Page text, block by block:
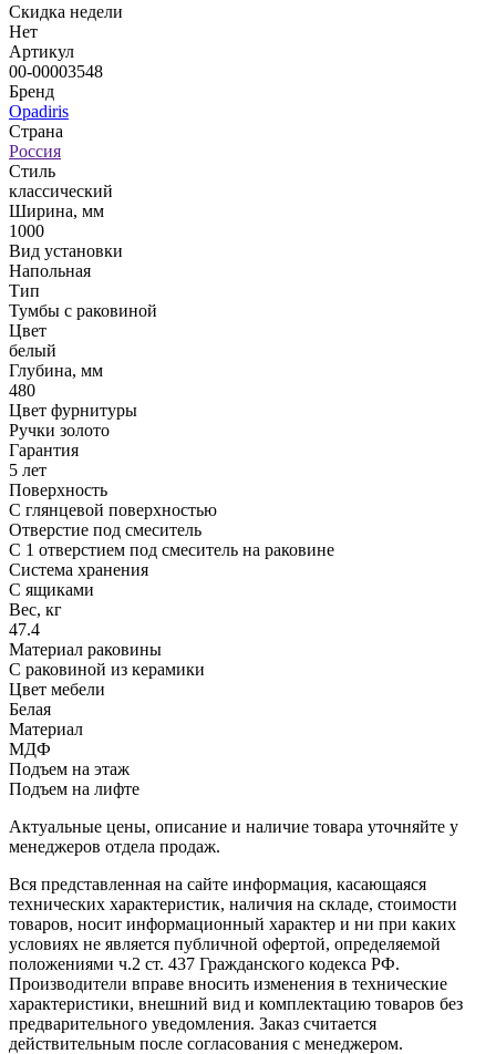
Скидка недели
Нет
Артикул
00-00003548
Бренд
Opadiris
Страна
Россия
Стиль
классический
Ширина, мм
1000
Вид установки
Напольная
Тип
Тумбы с раковиной
Цвет
белый
Глубина, мм
480
Цвет фурнитуры
Ручки золото
Гарантия
5 лет
Поверхность
С глянцевой поверхностью
Отверстие под смеситель
С 1 отверстием под смеситель на раковине
Система хранения
С ящиками
Вес, кг
47.4
Материал раковины
С раковиной из керамики
Цвет мебели
Белая
Материал
МДФ
Подъем на этаж
Подъем на лифте
Актуальные цены, описание и наличие товара уточняйте у
менеджеров отдела продаж.
Вся представленная на сайте информация, касающаяся
технических характеристик, наличия на складе, стоимости
товаров, носит информационный характер и ни при каких
условиях не является публичной офертой, определяемой
положениями ч.2 ст. 437 Гражданского кодекса РФ.
Производители вправе вносить изменения в технические
характеристики, внешний вид и комплектацию товаров без
предварительного уведомления. Заказ считается
действительным после согласования с менеджером.